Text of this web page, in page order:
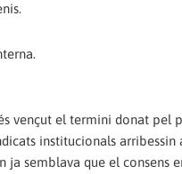
vençut el termini donat pel
institucionals arribessin
ja semblava que el consens